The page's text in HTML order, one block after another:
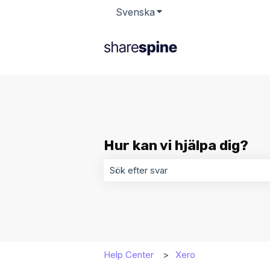
Svenska Visa undermenyer för
Hur kan vi hjälpa dig?
Help Center Xero